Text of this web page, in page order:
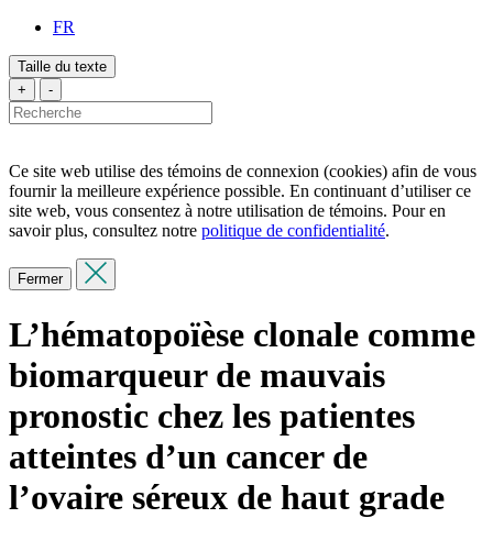
FR
Taille du texte
+
-
Ce site web utilise des témoins de connexion (cookies) afin de vous
fournir la meilleure expérience possible. En continuant d’utiliser ce
site web, vous consentez à notre utilisation de témoins. Pour en
savoir plus, consultez notre politique de confidentialité.
Fermer
L’hématopoïèse clonale comme
biomarqueur de mauvais
pronostic chez les patientes
atteintes d’un cancer de
l’ovaire séreux de haut grade